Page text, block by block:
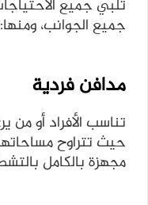
تلبي جميع
جميع الجوانب، ومنها:
مدافن فردية
تناسب الأفراد أو
مجهزة بالكامل